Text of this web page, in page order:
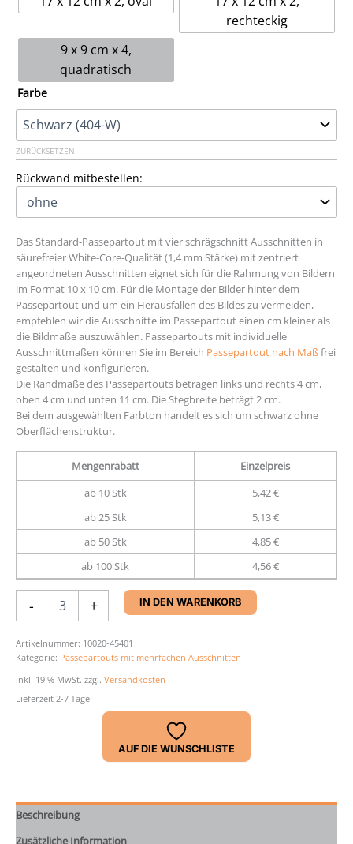
rechteckig
9 x 9 cm x 4,
quadratisch
Farbe
ZURÜCKSETZEN
Rückwand mitbestellen:
Das Standard-Passepartout mit vier schrägschnitt Ausschnitten in
säurefreier White-Core-Qualität (1,4 mm Stärke) mit zentriert
angeordneten Ausschnitten eignet sich für die Rahmung von Bildern
im Format 10 x 10 cm. Für die Montage der Bilder hinter dem
Passepartout und um ein Herausfallen des Bildes zu vermeiden,
empfehlen wir die Ausschnitte im Passepartout einen cm kleiner als
die Bildmaße auszuwählen. Passepartouts mit individuelle
Ausschnittmaßen können Sie im Bereich Passepartout nach Maßfrei
gestalten und konfigurieren.
Die Randmaße des Passepartouts betragen links und rechts 4 cm,
oben 4 cm und unten 11 cm. Die Stegbreite beträgt 2 cm.
Bei dem ausgewählten Farbton handelt es sich um schwarz ohne
Oberflächenstruktur.
Mengenrabatt
Einzelpreis
ab 10 Stk
5,42 €
ab 25 Stk
5,13 €
ab 50 Stk
4,85 €
ab 100 Stk
4,56 €
-
x
35
cm
Menge
+ IN DEN WARENKORB
Artikelnummer: 10020-45401
Kategorie: Passepartouts mit mehrfachen Ausschnitten
inkl. 19 % MwSt. zzgl. Versandkosten
Lieferzeit 2-7 Tage
AUF DIE WUNSCHLISTE
Beschreibung
Zusätzliche Information